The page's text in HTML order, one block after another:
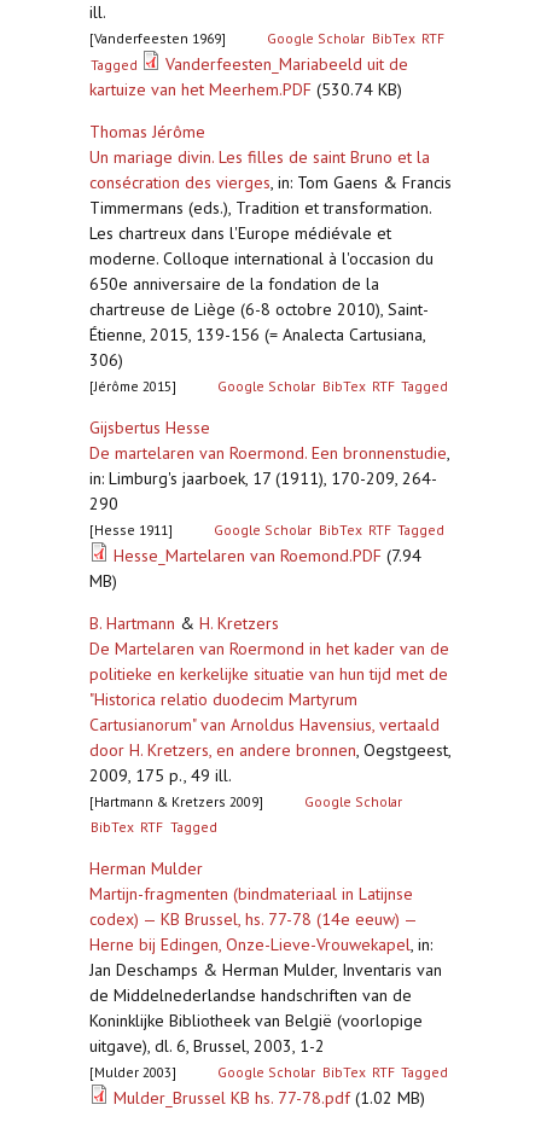
ill.
[Vanderfeesten 1969] Google Scholar BibTex RTF
Tagged
Vanderfeesten_Mariabeeld uit de
kartuize van het Meerhem.PDF (530.74 KB)
Thomas Jérôme
Un mariage divin. Les filles de saint Bruno et la
consécration des vierges, in: Tom Gaens & Francis
Timmermans (eds.), Tradition et transformation.
Les chartreux dans l'Europe médiévale et
moderne. Colloque international à l'occasion du
650e anniversaire de la fondation de la
chartreuse de Liège (6-8 octobre 2010), Saint-
Étienne, 2015, 139-156 (= Analecta Cartusiana,
306)
[Jérôme 2015] Google Scholar BibTex RTF Tagged
Gijsbertus Hesse
De martelaren van Roermond. Een bronnenstudie,
in: Limburg's jaarboek, 17 (1911), 170-209, 264-
290
[Hesse 1911] Google Scholar BibTex RTF Tagged
Hesse_Martelaren van Roemond.PDF (7.94
MB)
B. Hartmann & H. Kretzers
De Martelaren van Roermond in het kader van de
politieke en kerkelijke situatie van hun tijd met de
"Historica relatio duodecim Martyrum
Cartusianorum" van Arnoldus Havensius, vertaald
door H. Kretzers, en andere bronnen, Oegstgeest,
2009, 175 p., 49 ill.
[Hartmann & Kretzers 2009]
Google Scholar
BibTex RTF Tagged
Herman Mulder
Martijn-fragmenten (bindmateriaal in Latijnse
codex) — KB Brussel, hs. 77-78 (14e eeuw) —
Herne bij Edingen, Onze-Lieve-Vrouwekapel, in:
Jan Deschamps & Herman Mulder, Inventaris van
de Middelnederlandse handschriften van de
Koninklijke Bibliotheek van België (voorlopige
uitgave), dl. 6, Brussel, 2003, 1-2
[Mulder 2003] Google Scholar BibTex RTF Tagged
Mulder_Brussel KB hs. 77-78.pdf(1.02 MB)